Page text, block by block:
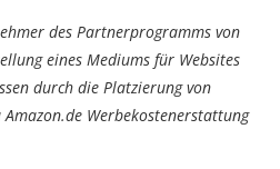
des Partnerprogramms von
eines Mediums für Websites
durch die Platzierung von
Werbekostenerstattung